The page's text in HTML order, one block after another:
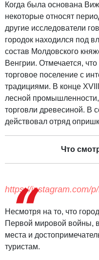
Когда была основана
некоторые относят
другие исследователи
городок находился под
состав Молдовского
Венгрии. Отмечается,
торговое поселение с
традициями. В конце
лесной
торговли древесиной. В
действовал отряд
Что
https://instagram.com/
Несмотря на то, что
Первой мировой войны,
места и
туристам.